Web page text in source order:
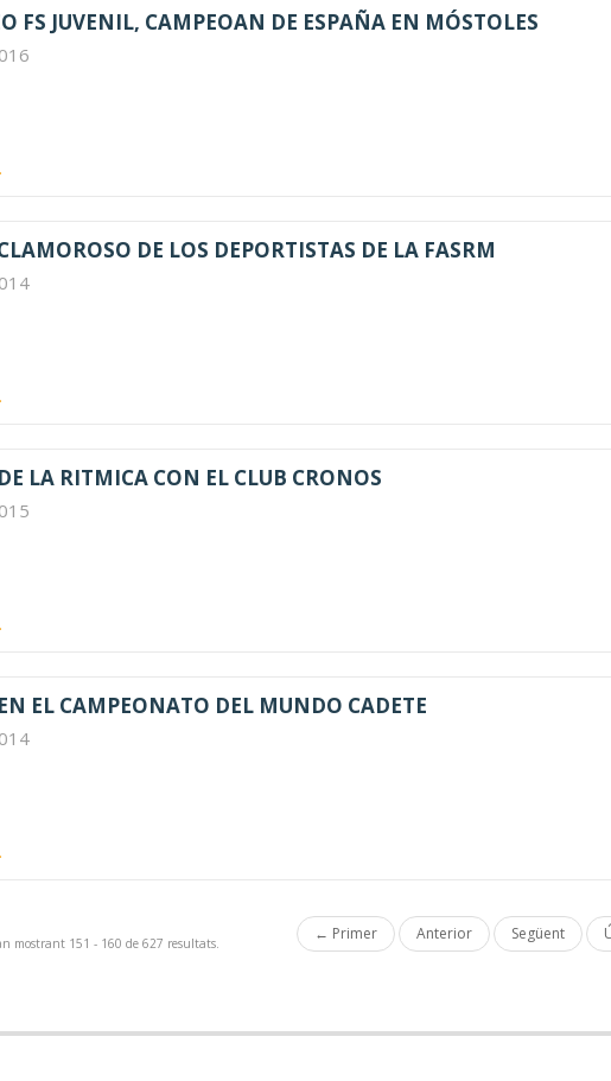
FS JUVENIL, CAMPEOAN DE ESPAÑA EN MÓSTOLES
DE LOS DEPORTISTAS DE LA FASRM
LA RITMICA CON EL CLUB CRONOS
EL CAMPEONATO DEL MUNDO CADETE
mostrant 151 - 160 de 627 resultats. ← Primer Anterior Següent